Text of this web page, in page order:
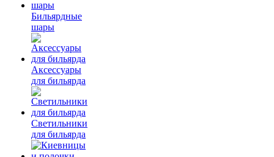
Бильярдные
шары
Аксессуары
для бильярда
Светильники
для бильярда